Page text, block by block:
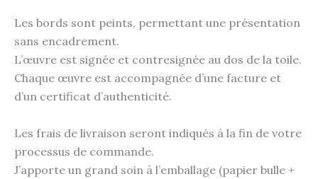
Les bords sont peints, permettant une présentation
sans encadrement.
L’œuvre est signée et contresignée au dos de la toile.
Chaque œuvre est accompagnée d’une facture et
d’un certificat d’authenticité.
Les frais de livraison seront indiqués à la fin de votre
processus de commande.
J’apporte un grand soin à l’emballage (papier bulle +